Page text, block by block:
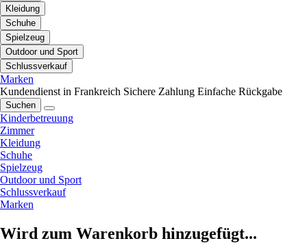
Kleidung
Schuhe
Spielzeug
Outdoor und Sport
Schlussverkauf
Marken
Kundendienst in Frankreich Sichere Zahlung Einfache Rückgabe
Suchen
Kinderbetreuung
Zimmer
Kleidung
Schuhe
Spielzeug
Outdoor und Sport
Schlussverkauf
Marken
Wird zum Warenkorb hinzugefügt...